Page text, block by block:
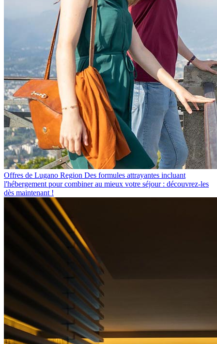
Offres de Lugano Region Des formules attrayantes incluant
l'hébergement pour combiner au mieux votre séjour : découvrez-les
dès maintenant !